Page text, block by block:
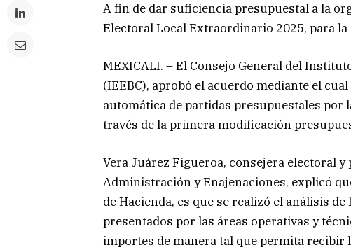
A fin de dar suficiencia presupuestal a la
Electoral Local Extraordinario 2025, para la
MEXICALI. – El Consejo General del
(IEEBC), aprobó el acuerdo mediante el
automática de partidas presupuestales por
través de la primera modificación
Vera Juárez Figueroa, consejera electoral
Administración y Enajenaciones, explicó
de Hacienda, es que se realizó el análisis
presentados por las áreas operativas y
importes de manera tal que permita